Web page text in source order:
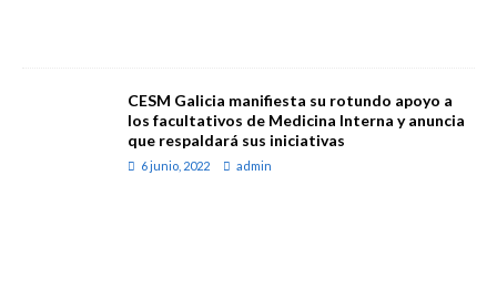
CESM Galicia manifiesta su rotundo apoyo a
los facultativos de Medicina Interna y anuncia
que respaldará sus iniciativas
6 junio, 2022 admin